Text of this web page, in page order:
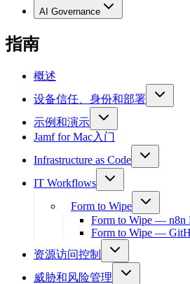
AI Governance
指南
概述
设备信任、身份和部署
示例和演示
Jamf for Mac入门
Infrastructure as Code
IT Workflows
Form to Wipe
Form to Wipe — n8n
Form to Wipe —
资源访问控制
威胁和风险管理